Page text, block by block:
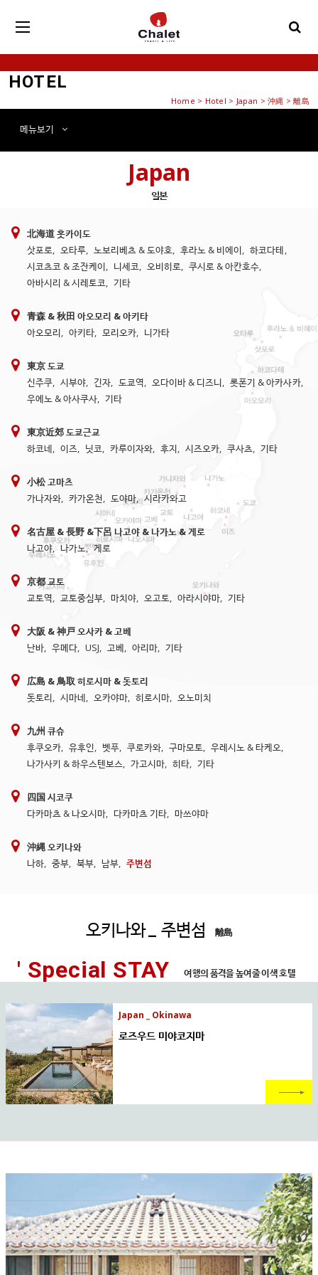
HOTEL
Home > Hotel > Japan > 沖縄 > 離島
메뉴보기
일본
Japan
北海道 홋카이도
삿포로, 오타루, 노보리베츠 & 도야호, 후라노 & 비에이, 하코다테,
시코츠코 & 조잔케이, 니세코, 오비히로, 쿠시로 & 아칸호수,
아바시리 & 시레토코, 기타
青森 & 秋田 아오모리 & 아키타
아오모리, 아키타, 모리오카, 니가타
東京 도쿄
신주쿠, 시부야, 긴자, 도쿄역, 오다이바 & 디즈니, 롯폰기 & 아카사카,
우에노 & 아사쿠사, 기타
東京近郊 도쿄근교
하코네, 이즈, 닛코, 카루이자와, 후지, 시즈오카, 쿠사츠, 기타
小松 고마츠
가나자와, 카가온천, 도야마, 시라카와고
名古屋 & 長野 &下呂 나고야 & 나가노 & 게로
나고야, 나가노, 게로
京都 교토
교토역, 교토중심부, 마치야, 오고토, 아라시야마, 기타
大阪 & 神戸 오사카 & 고베
난바, 우메다, USJ, 고베, 아리마, 기타
広島 & 鳥取 히로시마 & 돗토리
돗토리, 시마네, 오카야마, 히로시마, 오노미치
九州 큐슈
후쿠오카, 유후인, 벳푸, 쿠로카와, 구마모토, 우레시노 & 타케오,
나가사키 & 하우스텐보스, 가고시마, 히타, 기타
四国 시코쿠
다카마츠 & 나오시마, 다카마츠 기타, 마쓰야마
沖縄 오키나와
나하, 중부, 북부, 남부, 주변섬
오키나와_ 주변섬 離島
' Special STAY 여행의 품격을 높여줄 이색 호텔
Japan _ Okinawa
로즈우드 미야코지마